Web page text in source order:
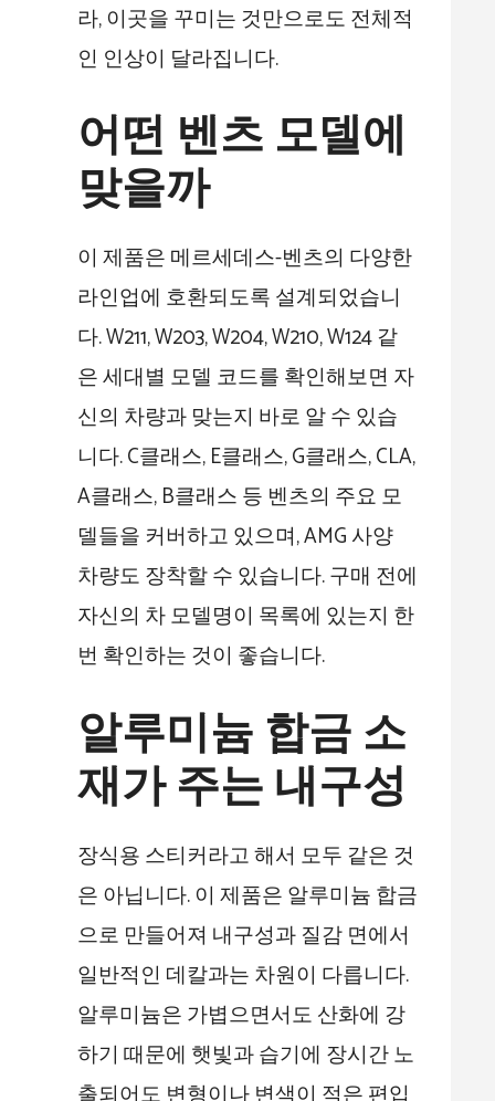
라, 이곳을 꾸미는 것만으로도 전체적
인 인상이 달라집니다.
어떤 벤츠 모델에
맞을까
이 제품은 메르세데스-벤츠의 다양한
라인업에 호환되도록 설계되었습니
다. W211, W203, W204, W210, W124 같
은 세대별 모델 코드를 확인해보면 자
신의 차량과 맞는지 바로 알 수 있습
니다. C클래스, E클래스, G클래스, CLA,
A클래스, B클래스 등 벤츠의 주요 모
델들을 커버하고 있으며, AMG 사양
차량도 장착할 수 있습니다. 구매 전에
자신의 차 모델명이 목록에 있는지 한
번 확인하는 것이 좋습니다.
알루미늄 합금 소
재가 주는 내구성
장식용 스티커라고 해서 모두 같은 것
은 아닙니다. 이 제품은 알루미늄 합금
으로 만들어져 내구성과 질감 면에서
일반적인 데칼과는 차원이 다릅니다.
알루미늄은 가볍으면서도 산화에 강
하기 때문에 햇빛과 습기에 장시간 노